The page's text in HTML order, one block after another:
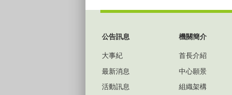
公告訊息
大事紀
最新消息
活動訊息
機關簡介
首長介紹
中心願景
組織架構